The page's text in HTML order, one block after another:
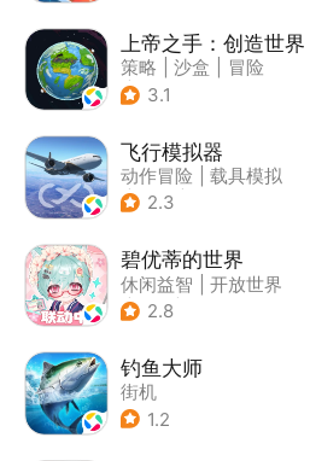
上帝之手：创造世界
策略 沙盒
冒险
| 卡通
3.1
飞行模拟器
动作冒险
载具模拟
| 飞机
2.3
碧优蒂的世界
休闲益智
开放世界
| Q版
2.8
钓鱼大师
街机
1.2